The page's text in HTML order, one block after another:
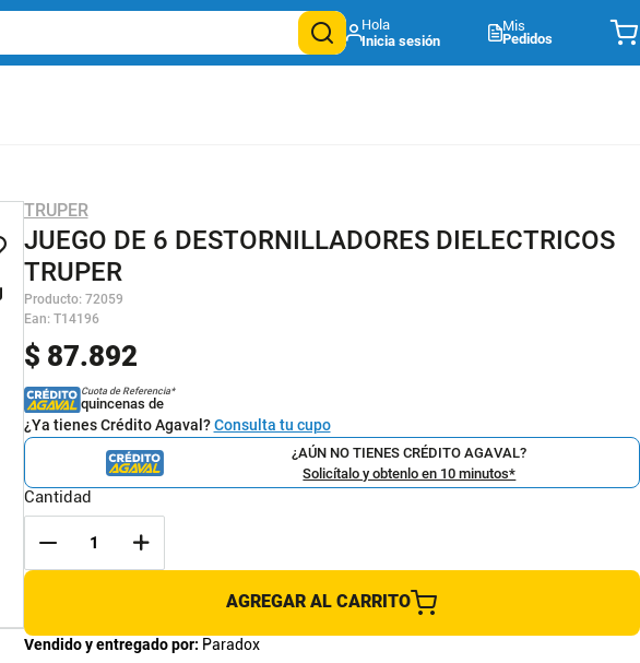
Mis
Pedidos
TRUPER
JUEGO DE 6 DESTORNILLADORES DIELECTRICOS
TRUPER
Producto: 72059
Ean: T14196
$ 87.892
Cuota de Referencia*
quincenas de
¿Ya tienes Crédito Agaval?Consulta tu cupo
¿AÚN NO TIENES CRÉDITO AGAVAL?
Solicítalo y obtenlo en 10 minutos*
Cantidad
AGREGAR AL CARRITO
Vendido y entregado por: Paradox